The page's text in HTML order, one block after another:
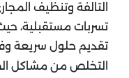
التالفة وتنظيف
تسربات مستقبلية،
تقديم حلول سريعة
التخلص من مشاكل